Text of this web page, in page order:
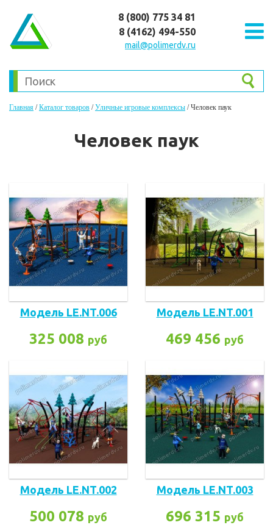
8 (800) 775 34 81
8 (4162) 494-550
mail@polimerdv.ru
Главная /Каталог товаров /Уличные игровые комплексы /Человек паук
Человек паук
Модель LE.NT.006
325 008 руб
Модель LE.NT.001
469 456 руб
Модель LE.NT.002
500 078 руб
Модель LE.NT.003
696 315 руб